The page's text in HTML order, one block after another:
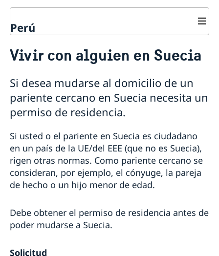
Perú
Visitar Suecia
Información sobre visa Schengen
Apelación visa Schengen
Visa D
Estadía superior a 90 días
Agendar una cita migración
Vivir con alguien en Suecia
Trabajar en Suecia
Permiso de residencia como Au Pair
Estudiar en Suecia
¿Por qué estudiar en Suecia?
Asilo en Suecia
Procesamiento de datos personales
Vivir con alguien en Suecia
Si desea mudarse al domicilio de un
pariente cercano en Suecia necesita un
permiso de residencia.
Si usted o el pariente en Suecia es ciudadano
en un país de la UE/del EEE (que no es Suecia),
rigen otras normas. Como pariente cercano se
consideran, por ejemplo, el cónyuge, la pareja
de hecho o un hijo menor de edad.
Debe obtener el permiso de residencia antes de
poder mudarse a Suecia.
Solicitud